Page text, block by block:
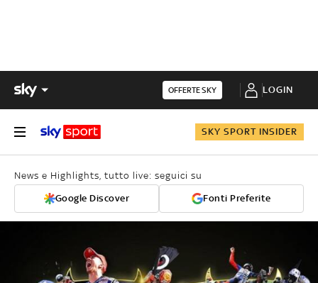
OFFERTE SKY LOGIN
SKY SPORT INSIDER
News e Highlights, tutto live: seguici su
Google Discover Fonti Preferite